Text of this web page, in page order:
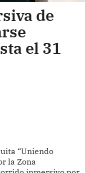
de
el 31
“Uniendo
la Zona